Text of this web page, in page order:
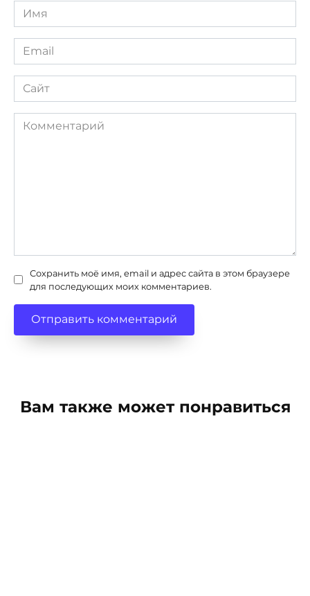
Имя
*
Email
*
Сайт
Комментарий
Сохранить моё имя, email и адрес сайта в этом браузере
для последующих моих комментариев.
Вам также может понравиться